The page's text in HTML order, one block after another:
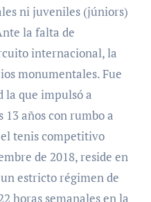
ni juveniles (júniors)
la falta de
internacional, la
monumentales. Fue
la que impulsó a
13 años con rumbo a
tenis competitivo
de 2018, reside en
estricto régimen de
horas semanales en la